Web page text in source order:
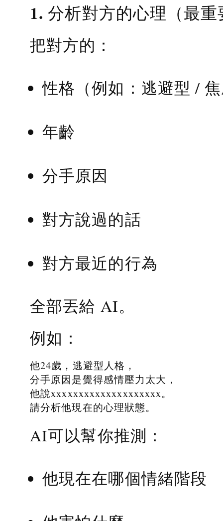
1. 分析對方的心理（最
把對方的：
性格（例如：逃避型 /
年齡
分手原因
對方說過的話
對方最近的行為
全部丟給 AI。
例如：
他24歲，逃避型人格，
分手原因是覺得感情壓力太大，
他說xxxxxxxxxxxxxxxxxxxx。
請分析他現在的心理狀態。
AI可以幫你推測：
他現在在哪個情緒階段